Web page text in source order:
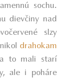
sochu.
dievčiny nad
slzy
drahokam
to mali starí
ale i poháre